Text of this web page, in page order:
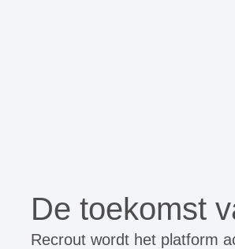
De toekomst
Recrout wordt het platform